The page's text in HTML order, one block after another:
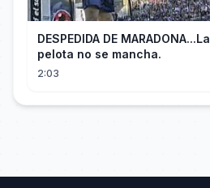
DESPEDIDA DE MARADONA...La
pelota no se mancha.
2:03